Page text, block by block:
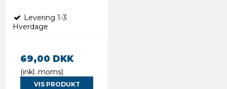
Levering 1-3
Hverdage
69,00 DKK
(inkl. moms)
VIS PRODUKT